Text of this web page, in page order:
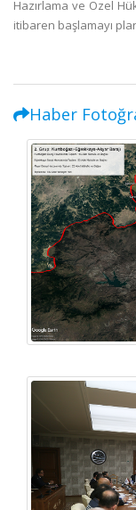
Hazırlama ve Özel
itibaren başlamayı
Haber